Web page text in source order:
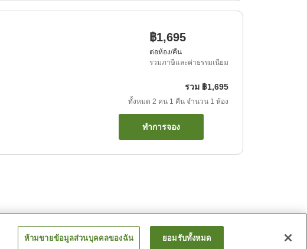
฿1,695
ต่อห้อง/คืน
รวมภาษีและค่าธรรมเนียม
รวม ฿1,695
ทั้งหมด 2 คน 1 คืน จำนวน 1 ห้อง
ทำการจอง
ห้ามขายข้อมูลส่วนบุคคลของฉัน ยอมรับทั้งหมด